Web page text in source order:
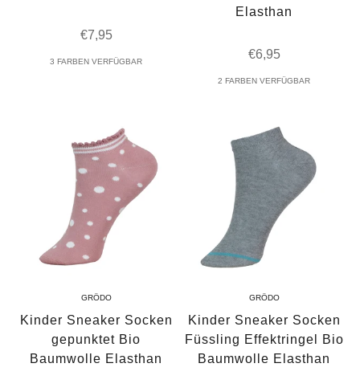
Angebot
€7,95
3 FARBEN VERFÜGBAR
Elasthan
Angebot
€6,95
2 FARBEN VERFÜGBAR
GRÖDO
Kinder Sneaker Socken
gepunktet Bio
Baumwolle Elasthan
GRÖDO
Kinder Sneaker Socken
Füssling Effektringel Bio
Baumwolle Elasthan